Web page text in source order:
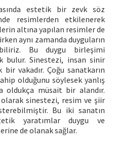
estetik bir zevk söz
resimlerden etkilenerek
altına yapılan resimler de
aynı zamanda duyguların
Bu duygu birleşimi
bulur. Sinestezi, insan sinir
vakadır. Çoğu sanatkarın
olduğunu söylesek yanlış
müsait bir alandır.
sinestezi, resim ve şiir
Bu iki sanatın
yaratımlar duygu ve
de olanak sağlar.